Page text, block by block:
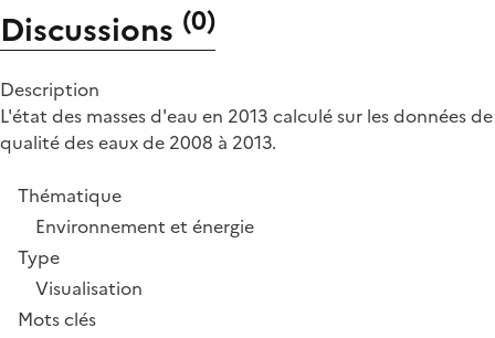
Discussions (0)
Description
L'état des masses d'eau en 2013 calculé sur les données de
qualité des eaux de 2008 à 2013.
Thématique
Environnement et énergie
Type
Visualisation
Mots clés